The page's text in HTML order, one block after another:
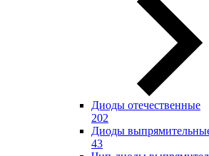
Диоды отечественные
202
Диоды
43